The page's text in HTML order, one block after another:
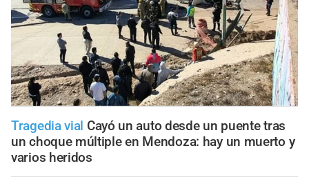
Tragedia vial Cayó un auto desde un puente tras
un choque múltiple en Mendoza: hay un muerto y
varios heridos